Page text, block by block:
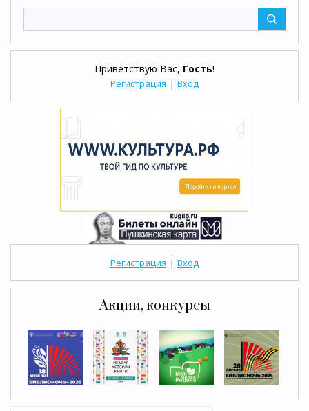
Приветствую Вас, Гость!
Регистрация | Вход
Регистрация | Вход
Акции, конкурсы